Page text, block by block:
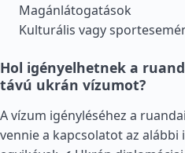
Magánlátogatások
Kulturális vagy
Hol igényelhetnek a
távú ukrán vízumot?
A vízum igényléséhez a
vennie a kapcsolatot az alábbi